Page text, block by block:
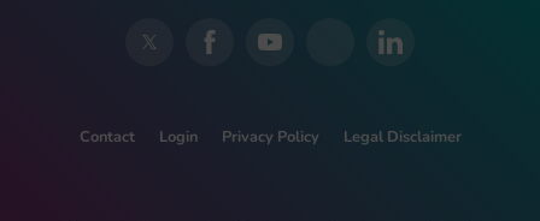
Contact Login Privacy Policy Legal Disclaimer